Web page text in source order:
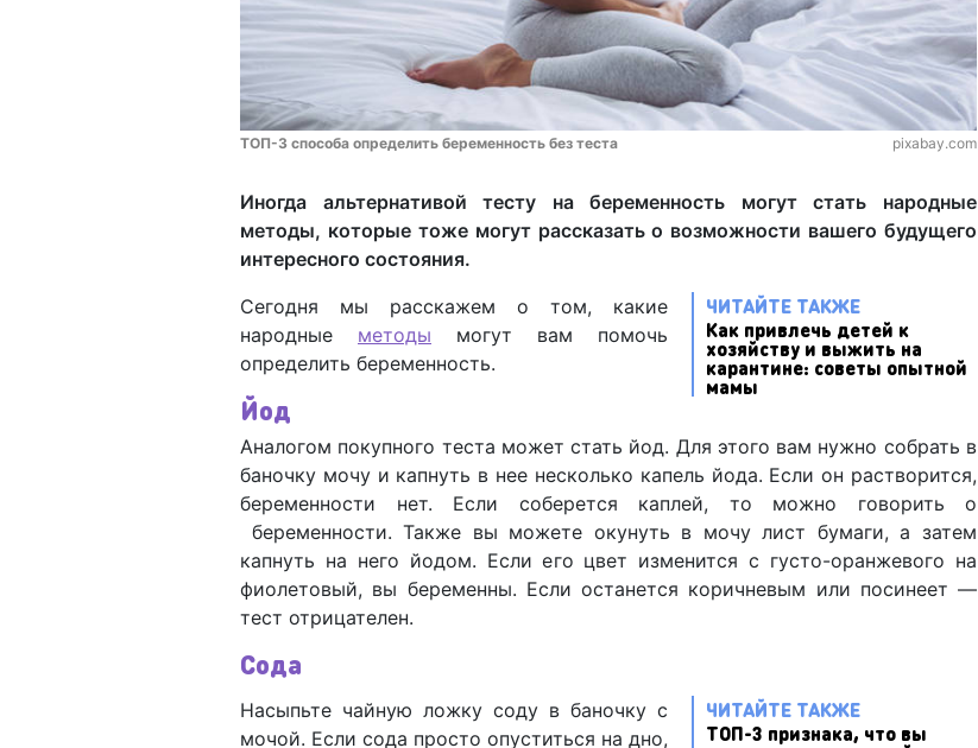
ТОП-3 способа определить беременность без теста pixabay.com
Иногда альтернативой тесту на беременность могут стать народные
методы, которые тоже могут рассказать о возможности вашего будущего
интересного состояния.
ЧИТАЙТЕ ТАКЖЕ
Как привлечь детей к
хозяйству и выжить на
карантине: советы опытной
мамы
Сегодня мы расскажем о том, какие
народные методы могут вам помочь
определить беременность.
Йод
Аналогом покупного теста может стать йод. Для этого вам нужно собрать в
баночку мочу и капнуть в нее несколько капель йода. Если он растворится,
беременности нет. Если соберется каплей, то можно говорить о
беременности. Также вы можете окунуть в мочу лист бумаги, а затем
капнуть на него йодом. Если его цвет изменится с густо-оранжевого на
фиолетовый, вы беременны. Если останется коричневым или посинеет —
тест отрицателен.
Сода
ЧИТАЙТЕ ТАКЖЕ
ТОП-3 признака, что вы
Насыпьте чайную ложку соду в баночку с
мочой. Если сода просто опуститься на дно,